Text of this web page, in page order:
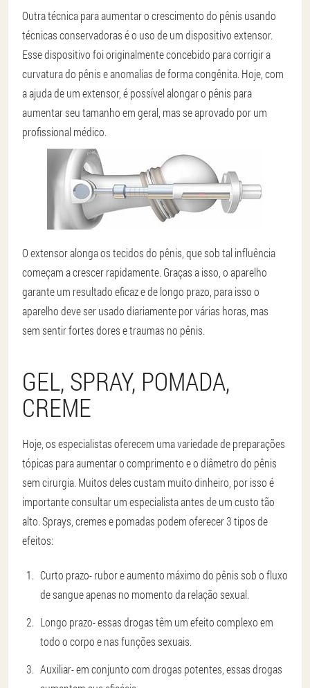
Outra técnica para aumentar o crescimento do pênis usando
técnicas conservadoras é o uso de um dispositivo extensor.
Esse dispositivo foi originalmente concebido para corrigir a
curvatura do pênis e anomalias de forma congênita. Hoje, com
a ajuda de um extensor, é possível alongar o pênis para
aumentar seu tamanho em geral, mas se aprovado por um
profissional médico.
O extensor alonga os tecidos do pênis, que sob tal influência
começam a crescer rapidamente. Graças a isso, o aparelho
garante um resultado eficaz e de longo prazo, para isso o
aparelho deve ser usado diariamente por várias horas, mas
sem sentir fortes dores e traumas no pênis.
GEL, SPRAY, POMADA,
CREME
Hoje, os especialistas oferecem uma variedade de preparações
tópicas para aumentar o comprimento e o diâmetro do pênis
sem cirurgia. Muitos deles custam muito dinheiro, por isso é
importante consultar um especialista antes de um custo tão
alto. Sprays, cremes e pomadas podem oferecer 3 tipos de
efeitos:
Curto prazo- rubor e aumento máximo do pênis sob o fluxo
de sangue apenas no momento da relação sexual.
Longo prazo- essas drogas têm um efeito complexo em
todo o corpo e nas funções sexuais.
Auxiliar- em conjunto com drogas potentes, essas drogas